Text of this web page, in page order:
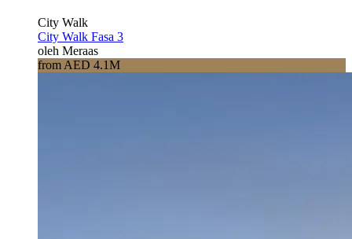
City Walk
City Walk Fasa 3
oleh Meraas
from AED 4.1M